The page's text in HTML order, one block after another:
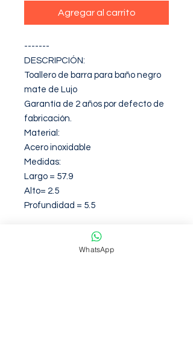
Agregar al carrito
-------
DESCRIPCIÓN:
Toallero de barra para baño negro
mate de Lujo
Garantía de 2 años por defecto de
fabricación.
Material:
Acero inoxidable
Medidas:
Largo = 57.9
Alto= 2.5
Profundidad = 5.5
Garantia de 12 Meses contra
defectos de fabirca
WhatsApp